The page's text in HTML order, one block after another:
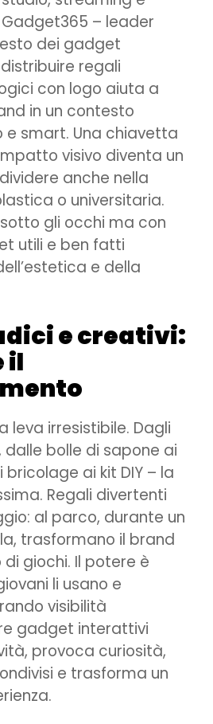
– leader
dei gadget
regali
con logo aiuta a
in un contesto
smart. Una chiavetta
visivo diventa un
anche nella
o universitaria.
gli occhi ma con
utili e ben fatti
e della
e creativi:
il
leva irresistibile. Dagli
bolle di sapone ai
bricolage ai kit DIY – la
Regali divertenti
al parco, durante un
trasformano il brand
giochi. Il potere è
li usano e
visibilità
gadget interattivi
provoca curiosità,
e trasforma un